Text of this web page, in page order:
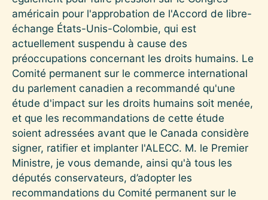
américain pour l'approbation de l'Accord de libre-
échange États-Unis-Colombie, qui est
actuellement suspendu à cause des
préoccupations concernant les droits humains. Le
Comité permanent sur le commerce international
du parlement canadien a recommandé qu'une
étude d'impact sur les droits humains soit menée,
et que les recommandations de cette étude
soient adressées avant que le Canada considère
signer, ratifier et implanter l'ALECC. M. le Premier
Ministre, je vous demande, ainsi qu'à tous les
députés conservateurs, d’adopter les
recommandations du Comité permanent sur le